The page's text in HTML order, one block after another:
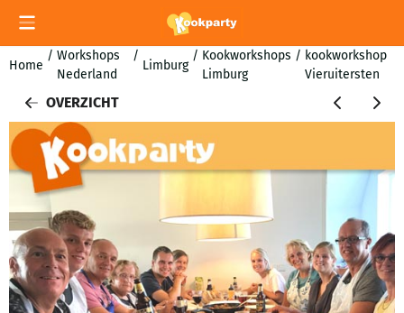
Cookievoorkeuren zijn momenteel gesloten.
Home
/ Workshops
Nederland
/
Limburg
/ Kookworkshops
Limburg
/ kookworkshop
Vieruitersten
OVERZICHT